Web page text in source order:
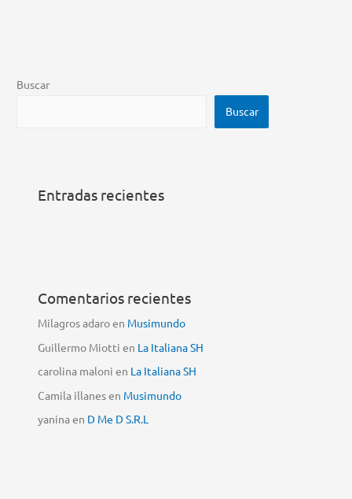
Buscar
Buscar
Entradas recientes
Comentarios recientes
Milagros adaroen Musimundo
Guillermo Miotti en La Italiana SH
carolina maloni en La Italiana SH
Camila illanesen Musimundo
yaninaen D Me D S.R.L